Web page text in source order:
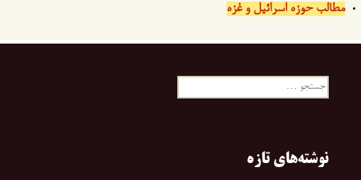
مطالب حوزه اسرائیل و غزه
جستجو
نوشته‌های تازه